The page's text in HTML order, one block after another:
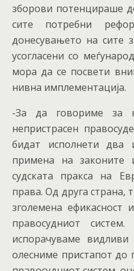
зборови потенцираше
сите потребни
донесувањето на сите
усогласени со
мора да се посвети
нивна имплементација.
-За да говориме за
непристрасен
бидат исполнети два
примена на законите
судската пракса на
права. Од друга страна,
зголемена
правосудниот
испорачуваме
олесниме пристапот до